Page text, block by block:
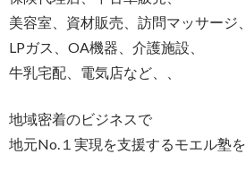
美容室、資材販売、訪問マッサージ、
LPガス、OA機器、介護施設、
牛乳宅配、電気店など、、
地域密着のビジネスで
地元No.１実現を支援するモエル塾を